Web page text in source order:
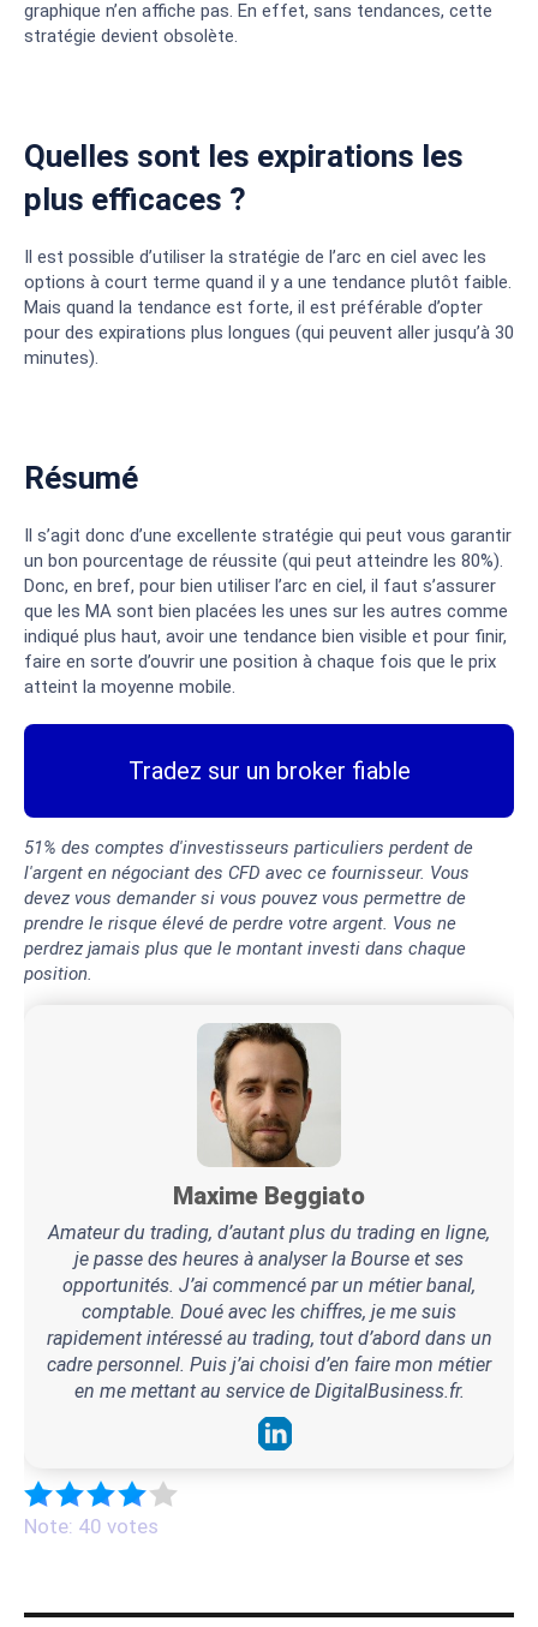
graphique n’en affiche pas. En effet, sans tendances, cette
stratégie devient obsolète.
Quelles sont les expirations les
plus efficaces ?
Il est possible d’utiliser la stratégie de l’arc en ciel avec les
options à court terme quand il y a une tendance plutôt faible.
Mais quand la tendance est forte, il est préférable d’opter
pour des expirations plus longues (qui peuvent aller jusqu’à 30
minutes).
Résumé
Il s’agit donc d’une excellente stratégie qui peut vous garantir
un bon pourcentage de réussite (qui peut atteindre les 80%).
Donc, en bref, pour bien utiliser l’arc en ciel, il faut s’assurer
que les MA sont bien placées les unes sur les autres comme
indiqué plus haut, avoir une tendance bien visible et pour finir,
faire en sorte d’ouvrir une position à chaque fois que le prix
atteint la moyenne mobile.
Tradez sur un broker fiable
51% des comptes d'investisseurs particuliers perdent de
l'argent en négociant des CFD avec ce fournisseur. Vous
devez vous demander si vous pouvez vous permettre de
prendre le risque élevé de perdre votre argent. Vous ne
perdrez jamais plus que le montant investi dans chaque
position.
Maxime Beggiato
Amateur du trading, d’autant plus du trading en ligne,
je passe des heures à analyser la Bourse et ses
opportunités. J’ai commencé par un métier banal,
comptable. Doué avec les chiffres, je me suis
rapidement intéressé au trading, tout d’abord dans un
cadre personnel. Puis j’ai choisi d’en faire mon métier
en me mettant au service de DigitalBusiness.fr.
Note: 40 votes